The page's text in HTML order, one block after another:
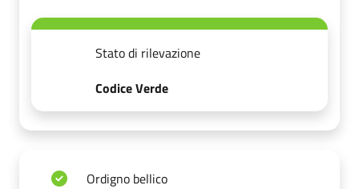
Stato di rilevazione
Codice Verde
Ordigno bellico